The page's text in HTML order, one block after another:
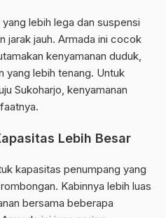
lebih lega dan suspensi
jarak jauh. Armada ini cocok
kenyamanan duduk,
yang lebih tenang. Untuk
Sukoharjo, kenyamanan
Lebih Besar
kapasitas penumpang yang
Kabinnya lebih luas
bersama beberapa